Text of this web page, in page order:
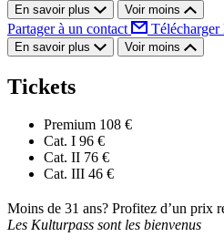
En savoir plus Voir moins
Partager à un contact
En savoir plus Voir moins
Tickets
Premium 108 €
Cat. I 96 €
Cat. II 76 €
Cat. III 46 €
Moins de 31 ans? Profitez d’un prix
Les Kulturpass sont les bienvenus